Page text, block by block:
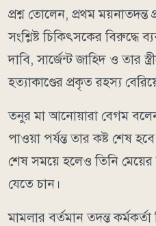
প্রশ্ন তোলেন, প্রথম ময়নাতদন্ত
সংশ্লিষ্ট চিকিৎসকের বিরুদ্ধে
দাবি, সার্জেন্ট জাহিদ ও তার
হত্যাকাণ্ডের প্রকৃত রহস্য
তনুর মা আনোয়ারা বেগম
পাওয়া পর্যন্ত তার কষ্ট শেষ
শেষ সময়ে হলেও তিনি মেয়ের
যেতে চান।
মামলার বর্তমান তদন্ত